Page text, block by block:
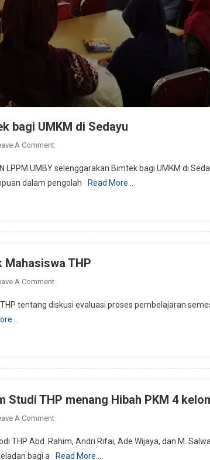
bagi UMKM di Sedayu
A CommentOn
Adakan
Bimtek
LPPM UMBY selenggarakan Bimtek bagi UMKM di
dalam pengolah
Read More…
Mahasiswa THP
A CommentOn
Untuk
tentang diskusi evaluasi proses pembelajaran
Studi THP menang Hibah PKM 4
A CommentOn
Program
Studi
THP Abd. Rahim, Andri Rifai, Ade Wijaya, dan M.
bagi a
Read More…